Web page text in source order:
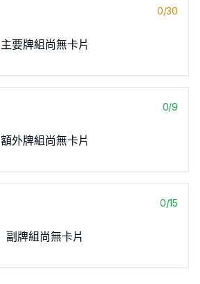
0/30
主要牌組尚無卡片
0/9
額外牌組尚無卡片
0/15
副牌組尚無卡片